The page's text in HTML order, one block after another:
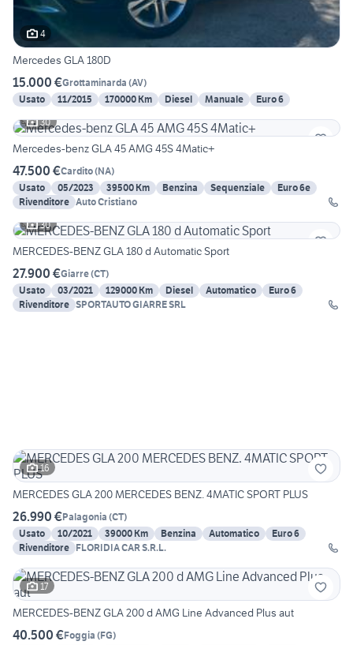
4
Mercedes GLA 180D
15.000 €Grottaminarda (AV)
Usato
11/2015 170000 Km Diesel Manuale
Euro 6
30
Mercedes-benz GLA 45 AMG 45S 4Matic+
47.500 €Cardito(NA)
Usato
05/2023 39500 Km Benzina Sequenziale
Euro 6e
Rivenditore Auto Cristiano
30
MERCEDES-BENZ GLA 180 d Automatic Sport
27.900 €Giarre(CT)
Usato
03/2021 129000 Km Diesel Automatico
Euro 6
Rivenditore SPORTAUTO GIARRE SRL
16
MERCEDES GLA 200 MERCEDES BENZ. 4MATIC SPORT PLUS
26.990 €Palagonia (CT)
Usato
10/2021 39000 Km Benzina Automatico
Euro 6
Rivenditore FLORIDIA CAR S.R.L.
17
MERCEDES-BENZ GLA 200 d AMG Line Advanced Plus aut
40.500 €Foggia (FG)